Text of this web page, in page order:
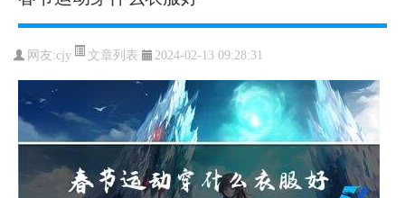
网友:cjy 文章列表 2024-02-13 09:28:31